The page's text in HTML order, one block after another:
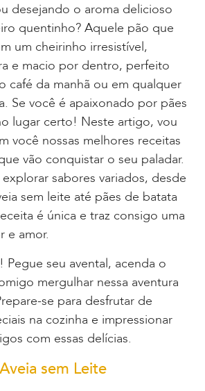
desejando o aroma delicioso
quentinho? Aquele pão que
um cheirinho irresistível,
e macio por dentro, perfeito
café da manhã ou em qualquer
Se você é apaixonado por pães
lugar certo! Neste artigo, vou
você nossas melhores receitas
vão conquistar o seu paladar.
sabores variados, desde
sem leite até pães de batata
é única e traz consigo uma
e amor.
Pegue seu avental, acenda o
mergulhar nessa aventura
se para desfrutar de
na cozinha e impressionar
com essas delícias.
sem Leite